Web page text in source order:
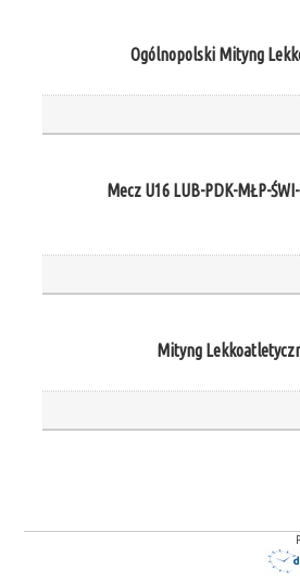
Ogólnopolski Mityng
Mecz U16 LUB-PDK-MŁP-
Mityng